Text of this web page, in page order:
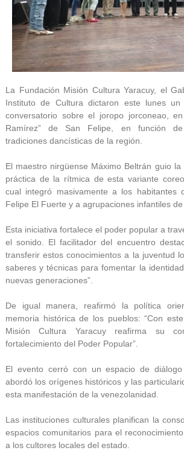
La Fundación Misión Cultura Yaracuy, el
Instituto de Cultura dictaron este lunes
conversatorio sobre el joropo jorconeao,
Ramírez” de San Felipe, en función
tradiciones dancísticas de la región.
El maestro nirgüense Máximo Beltrán guio
práctica de la rítmica de esta variante
cual integró masivamente a los habitantes
Felipe El Fuerte y a agrupaciones infantiles de
Esta iniciativa fortalece el poder popular a
el sonido. El facilitador del encuentro
transferir estos conocimientos a la juventud
saberes y técnicas para fomentar la
nuevas generaciones”.
De igual manera, reafirmó la política
memoria histórica de los pueblos: “Con
Misión Cultura Yaracuy reafirma su
fortalecimiento del Poder Popular”.
El evento cerró con un espacio de diálogo
abordó los orígenes históricos y las
esta manifestación de la venezolanidad.
Las instituciones culturales planifican la
espacios comunitarios para el
a los cultores locales del estado.